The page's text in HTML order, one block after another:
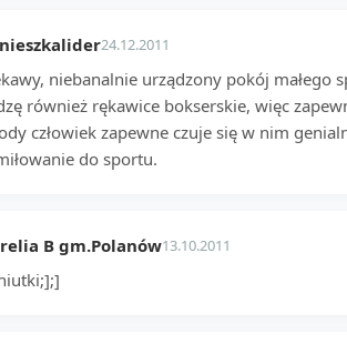
24.12.2011
niebanalnie urządzony pokój małego
również rękawice bokserskie, więc
człowiek zapewne czuje się w nim
do sportu.
B gm.Polanów13.10.2011